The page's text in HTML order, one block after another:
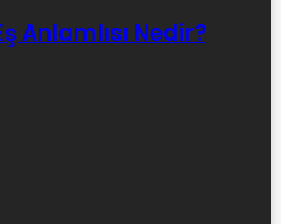
Anlamlısı Nedir?